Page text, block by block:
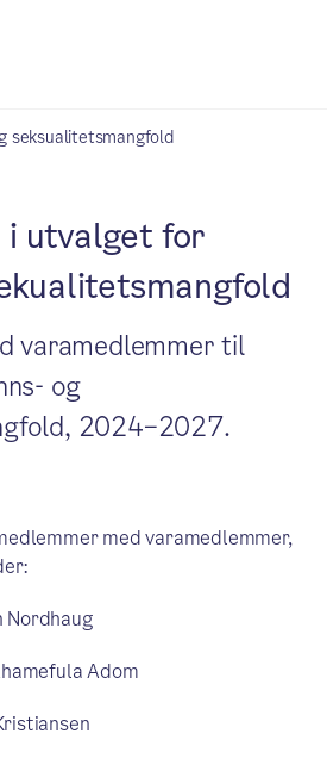
seksualitetsmangfold
utvalget for
varamedlemmer til
og
2024–2027.
med varamedlemmer,
Nordhaug
Adom